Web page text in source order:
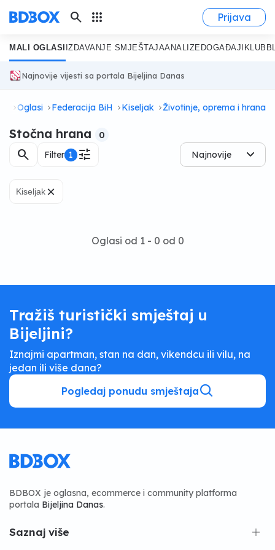
search apps Prijava
MALI OGLASI IZDAVANJE SMJEŠTAJAANALIZE DOGAĐAJI KLUB
Najnovije vijesti sa portala Bijeljina Danas
Oglasi Federacija BiH Kiseljak Životinje, oprema i hrana
Stočna hrana 0
search Filter 1 tune Najnovije
Kiseljak×
Oglasi od 1 - 0 od 0
Tražiš turistički smještaj u
Bijeljini?
Iznajmi apartman, stan na dan, vikendcu ili vilu, na
jedan ili više dana?
Pogledaj ponudu smještaja
BDBOX je oglasna, ecommerce i community platforma
portala Bijeljina Danas.
Saznaj više